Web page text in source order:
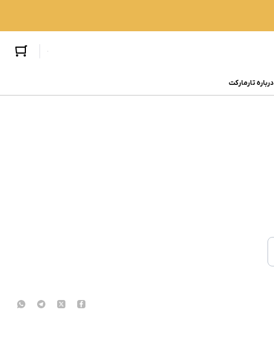
درباره تارمارکت